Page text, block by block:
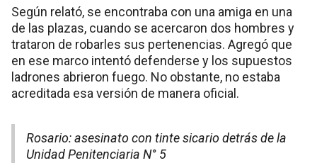
Según relató, se encontraba con una amiga en una
de las plazas, cuando se acercaron dos hombres y
trataron de robarles sus pertenencias. Agregó que
en ese marco intentó defenderse y los supuestos
ladrones abrieron fuego. No obstante, no estaba
acreditada esa versión de manera oficial.
Rosario: asesinato con tinte sicario detrás de la
Unidad Penitenciaria N° 5